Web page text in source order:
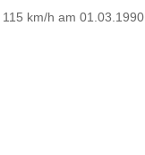
115 km/h am 01.03.1990